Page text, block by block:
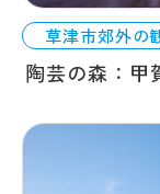
草津市郊外の
陶芸の森：甲